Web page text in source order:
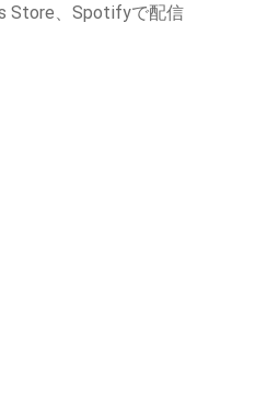
Store、Spotifyで配信